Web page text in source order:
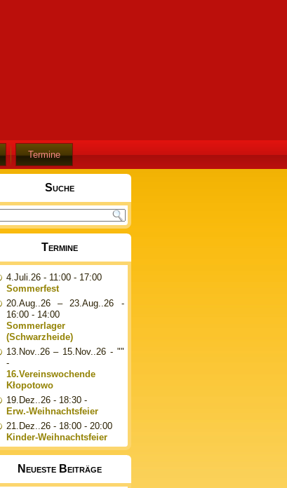
Termine
Suche
Termine
4.Juli.26- 11:00 - 17:00
Sommerfest
20.Aug..26
– 23.Aug..26 -
16:00 - 14:00
Sommerlager
(Schwarzheide)
13.Nov..26 – 15.Nov..26 - ""
-
16.Vereinswochende
Kłopotowo
19.Dez..26- 18:30 -
Erw.-Weihnachtsfeier
21.Dez..26- 18:00 - 20:00
Kinder-Weihnachtsfeier
Neueste Beiträge